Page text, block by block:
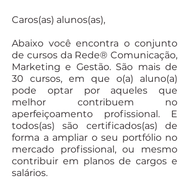
Caros(as) alunos(as),
Abaixo você encontra o conjunto
de cursos da Rede® Comunicação,
Marketing e Gestão. São mais de
30 cursos, em que o(a) aluno(a)
pode optar por aqueles que
melhor contribuem no
aperfeiçoamento profissional. E
todos(as) são certificados(as) de
forma a ampliar o seu portfólio no
mercado profissional, ou mesmo
contribuir em planos de cargos e
salários.